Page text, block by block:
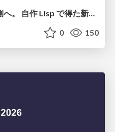
言語を使う側から、作る側へ。 自作 Lisp で得た新たな気づき。
0 150